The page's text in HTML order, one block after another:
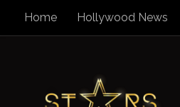
Zum Inhalt springen
Home Hollywood News